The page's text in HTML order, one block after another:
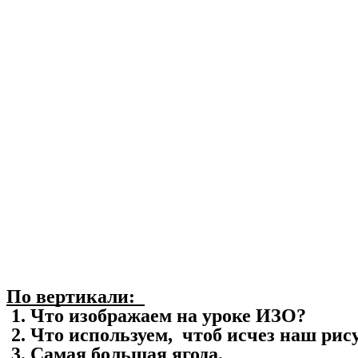
По вертикали:
1. Что изображаем на уроке ИЗО?
2. Что используем, чтоб исчез наш